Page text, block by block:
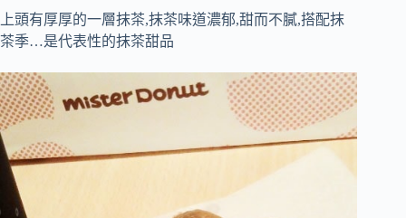
上頭有厚厚的一層抹茶,抹茶味道濃郁,甜而不膩,搭配抹
茶季…是代表性的抹茶甜品